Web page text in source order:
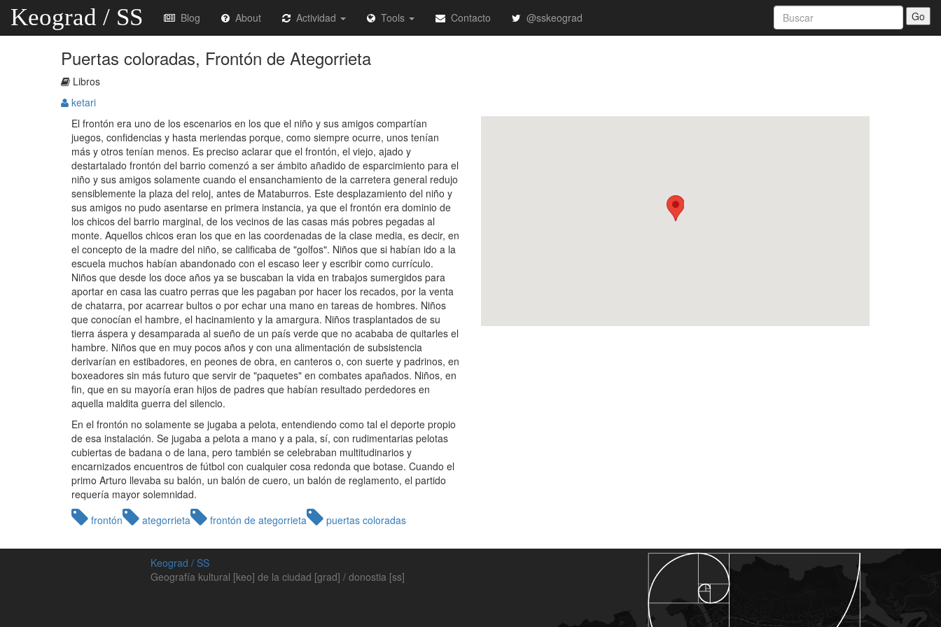
Keograd / SS Blog About Actividad Tools Contacto @sskeograd
Puertas coloradas, Frontón de Ategorrieta
Libros
ketari
El frontón era uno de los escenarios en los que el niño y sus amigos compartían
juegos, confidencias y hasta meriendas porque, como siempre ocurre, unos tenían
más y otros tenían menos. Es preciso aclarar que el frontón, el viejo, ajado y
destartalado frontón del barrio comenzó a ser ámbito añadido de esparcimiento para el
niño y sus amigos solamente cuando el ensanchamiento de la carretera general redujo
sensiblemente la plaza del reloj, antes de Mataburros. Este desplazamiento del niño y
sus amigos no pudo asentarse en primera instancia, ya que el frontón era dominio de
los chicos del barrio marginal, de los vecinos de las casas más pobres pegadas al
monte. Aquellos chicos eran los que en las coordenadas de la clase media, es decir, en
el concepto de la madre del niño, se calificaba de "golfos". Niños que si habían ido a la
escuela muchos habían abandonado con el escaso leer y escribir como currículo.
Niños que desde los doce años ya se buscaban la vida en trabajos sumergidos para
aportar en casa las cuatro perras que les pagaban por hacer los recados, por la venta
de chatarra, por acarrear bultos o por echar una mano en tareas de hombres. Niños
que conocían el hambre, el hacinamiento y la amargura. Niños trasplantados de su
tierra áspera y desamparada al sueño de un país verde que no acababa de quitarles el
hambre. Niños que en muy pocos años y con una alimentación de subsistencia
derivarían en estibadores, en peones de obra, en canteros o, con suerte y padrinos, en
boxeadores sin más futuro que servir de "paquetes" en combates apañados. Niños, en
fin, que en su mayoría eran hijos de padres que habían resultado perdedores en
aquella maldita guerra del silencio.
En el frontón no solamente se jugaba a pelota, entendiendo como tal el deporte propio
de esa instalación. Se jugaba a pelota a mano y a pala, sí, con rudimentarias pelotas
cubiertas de badana o de lana, pero también se celebraban multitudinarios y
encarnizados encuentros de fútbol con cualquier cosa redonda que botase. Cuando el
primo Arturo llevaba su balón, un balón de cuero, un balón de reglamento, el partido
requería mayor solemnidad.
frontón
ategorrieta frontón de ategorrieta puertas coloradas
Keograd / SS
Geografía kultural [keo] de la ciudad [grad] / donostia [ss]